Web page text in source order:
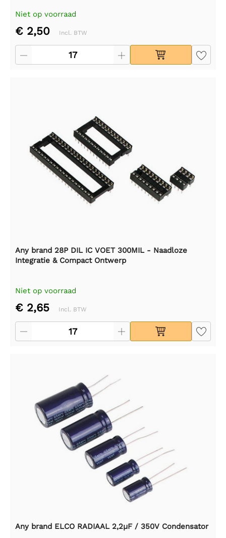
Niet op voorraad
€ 2,50 Incl. BTW
Any brand 28P DIL IC VOET 300MIL - Naadloze
Integratie & Compact Ontwerp
Niet op voorraad
€ 2,65 Incl. BTW
Any brand ELCO RADIAAL 2,2µF / 350V Condensator